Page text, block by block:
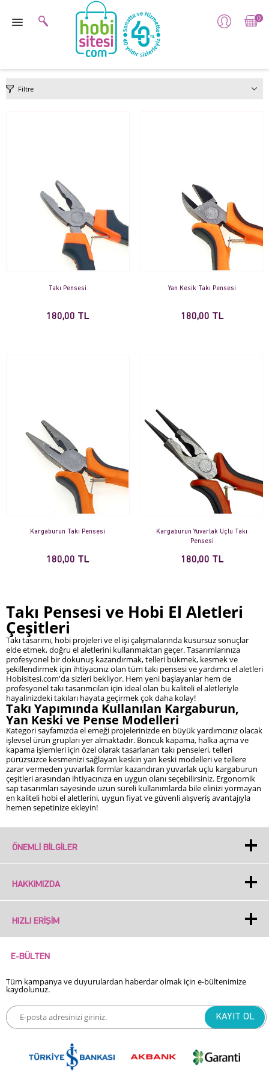
0
Filtre
Takı Pensesi
180,00 TL
Yan Kesik Takı Pensesi
180,00 TL
Kargaburun Takı Pensesi
180,00 TL
Kargaburun Yuvarlak Uçlu Takı
Pensesi
180,00 TL
Takı Pensesi ve Hobi El Aletleri
Çeşitleri
Takı tasarımı, hobi projeleri ve el işi çalışmalarında kusursuz sonuçlar
elde etmek, doğru el aletlerini kullanmaktan geçer. Tasarımlarınıza
profesyonel bir dokunuş kazandırmak, telleri bükmek, kesmek ve
şekillendirmek için ihtiyacınız olan tüm takı pensesi ve yardımcı el aletleri
Hobisitesi.com'da sizleri bekliyor. Hem yeni başlayanlar hem de
profesyonel takı tasarımcıları için ideal olan bu kaliteli el aletleriyle
hayalinizdeki takıları hayata geçirmek çok daha kolay!
Takı Yapımında Kullanılan Kargaburun,
Yan Keski ve Pense Modelleri
Kategori sayfamızda el emeği projelerinizde en büyük yardımcınız olacak
işlevsel ürün grupları yer almaktadır. Boncuk kapama, halka açma ve
kapama işlemleri için özel olarak tasarlanan takı penseleri, telleri
pürüzsüzce kesmenizi sağlayan keskin yan keski modelleri ve tellere
zarar vermeden yuvarlak formlar kazandıran yuvarlak uçlu kargaburun
çeşitleri arasından ihtiyacınıza en uygun olanı seçebilirsiniz. Ergonomik
sap tasarımları sayesinde uzun süreli kullanımlarda bile elinizi yormayan
en kaliteli hobi el aletlerini, uygun fiyat ve güvenli alışveriş avantajıyla
hemen sepetinize ekleyin!
ÖNEMLI BILGILER
HAKKIMIZDA
HIZLI ERIŞIM
E-BÜLTEN
Tüm kampanya ve duyurulardan haberdar olmak için e-bültenimize
kaydolunuz.